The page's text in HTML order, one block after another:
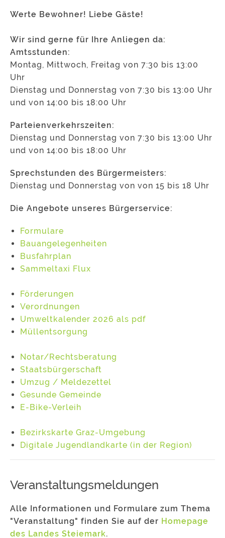
Werte Bewohner! Liebe Gäste!
Wir sind gerne für Ihre Anliegen da:
Amtsstunden:
Montag, Mittwoch, Freitag von 7:30 bis 13:00
Uhr
Dienstag und Donnerstag von 7:30 bis 13:00 Uhr
und von 14:00 bis 18:00 Uhr
Parteienverkehrszeiten:
Dienstag und Donnerstag von 7:30 bis 13:00 Uhr
und von 14:00 bis 18:00 Uhr
Sprechstunden des Bürgermeisters:
Dienstag und Donnerstag von von 15 bis 18 Uhr
Die Angebote unseres Bürgerservice:
Formulare
Bauangelegenheiten
Busfahrplan
Sammeltaxi Flux
Förderungen
Verordnungen
Umweltkalender 2026 als pdf
Müllentsorgung
Notar/Rechtsberatung
Staatsbürgerschaft
Umzug / Meldezettel
Gesunde Gemeinde
E-Bike-Verleih
Bezirkskarte Graz-Umgebung
Digitale Jugendlandkarte (in der Region)
Veranstaltungsmeldungen
Alle Informationen und Formulare zum Thema
"Veranstaltung" finden Sie auf der Homepage
des Landes Steiemark.